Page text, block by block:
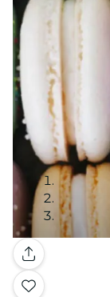
Galleria